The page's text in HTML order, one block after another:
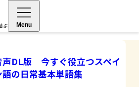
Menu
声DL版 今すぐ役立つスペイ
語の日常基本単語集